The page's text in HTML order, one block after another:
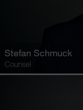
Stefan Schmuck
Counsel